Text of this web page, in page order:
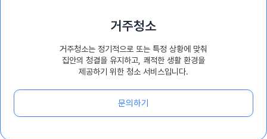
거주청소
거주청소는 정기적으로 또는 특정 상황에 맞춰
집안의 청결을 유지하고, 쾌적한 생활 환경을
제공하기 위한 청소 서비스입니다.
문의하기